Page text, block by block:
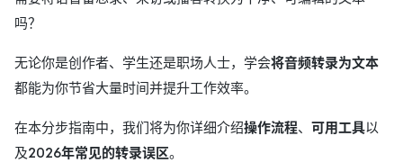
吗？
无论你是创作者、学生还是职场人士，学会将音频转录为文本
都能为你节省大量时间并提升工作效率。
在本分步指南中，我们将为你详细介绍操作流程、 可用工具以
及2026年常见的转录误区。